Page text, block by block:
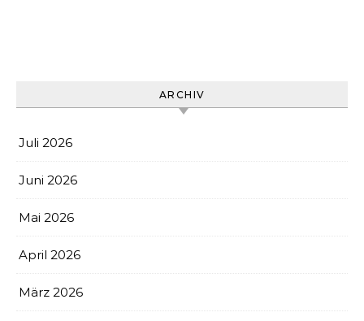
ARCHIV
Juli 2026
Juni 2026
Mai 2026
April 2026
März 2026